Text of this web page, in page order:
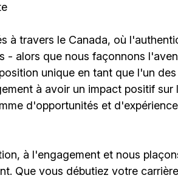
à travers le Canada, où
- alors que nous façonnons
unique en tant que l'un
à avoir un impact positif sur
d'opportunités et
à l'engagement et nous
Que vous débutiez votre